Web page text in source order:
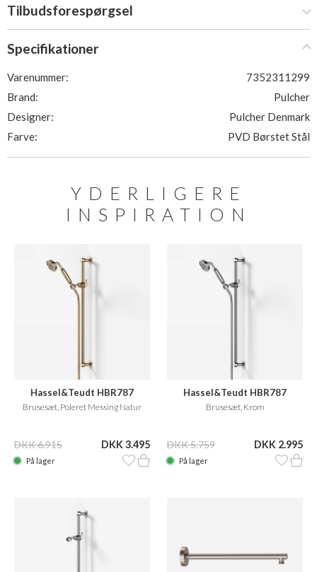
Tilbudsforespørgsel
Specifikationer
Varenummer:
7352311299
Brand:
Pulcher
Designer:
Pulcher Denmark
Farve:
PVD Børstet Stål
YDERLIGERE
INSPIRATION
Hassel&Teudt HBR787
Brusesæt, Poleret Messing Natur
DKK 6.915 DKK 3.495
På lager
Hassel&Teudt HBR787
Brusesæt, Krom
DKK 5.759 DKK 2.995
På lager